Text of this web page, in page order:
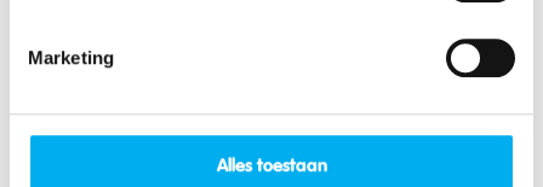
Marketing
Alles toestaan
FAQ